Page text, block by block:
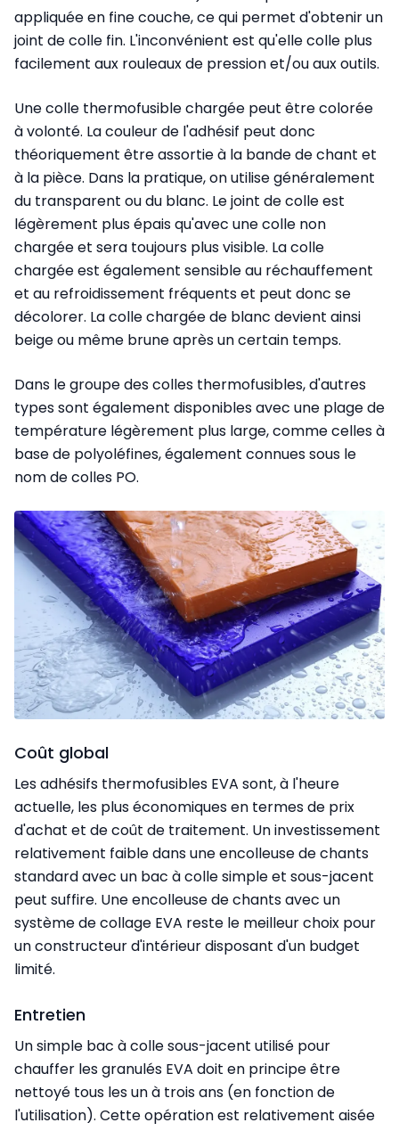
appliquée en fine couche, ce qui permet d'obtenir un
joint de colle fin. L'inconvénient est qu'elle colle plus
facilement aux rouleaux de pression et/ou aux outils.
Une colle thermofusible chargée peut être colorée
à volonté. La couleur de l'adhésif peut donc
théoriquement être assortie à la bande de chant et
à la pièce. Dans la pratique, on utilise généralement
du transparent ou du blanc. Le joint de colle est
légèrement plus épais qu'avec une colle non
chargée et sera toujours plus visible. La colle
chargée est également sensible au réchauffement
et au refroidissement fréquents et peut donc se
décolorer. La colle chargée de blanc devient ainsi
beige ou même brune après un certain temps.
Dans le groupe des colles thermofusibles, d'autres
types sont également disponibles avec une plage de
température légèrement plus large, comme celles à
base de polyoléfines, également connues sous le
nom de colles PO.
Coût global
Les adhésifs thermofusibles EVA sont, à l'heure
actuelle, les plus économiques en termes de prix
d'achat et de coût de traitement. Un investissement
relativement faible dans une encolleuse de chants
standard avec un bac à colle simple et sous-jacent
peut suffire. Une encolleuse de chants avec un
système de collage EVA reste le meilleur choix pour
un constructeur d'intérieur disposant d'un budget
limité.
Entretien
Un simple bac à colle sous-jacent utilisé pour
chauffer les granulés EVA doit en principe être
nettoyé tous les un à trois ans (en fonction de
l'utilisation). Cette opération est relativement aisée